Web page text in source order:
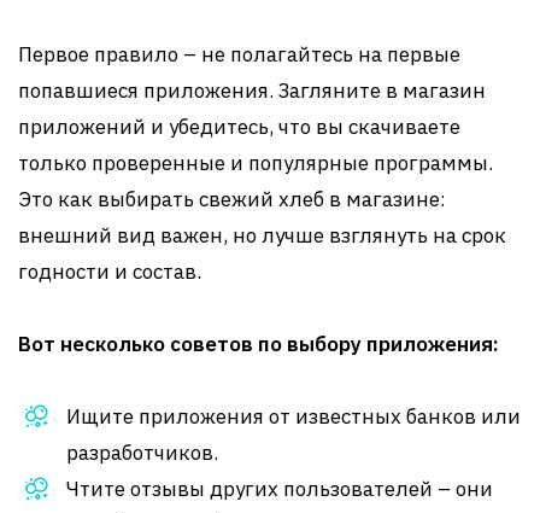
Первое правило – не полагайтесь на первые
попавшиеся приложения. Загляните в магазин
приложений и убедитесь, что вы скачиваете
только проверенные и популярные программы.
Это как выбирать свежий хлеб в магазине:
внешний вид важен, но лучше взглянуть на срок
годности и состав.
Вот несколько советов по выбору приложения:
Ищите приложения от известных банков или
разработчиков.
Чтите отзывы других пользователей – они